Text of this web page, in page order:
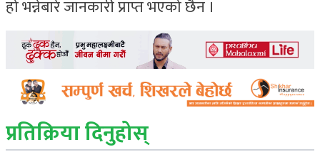
हो भन्नेबारे जानकारी प्राप्त भएको छैन ।
प्रतिक्रिया दिनुहोस्